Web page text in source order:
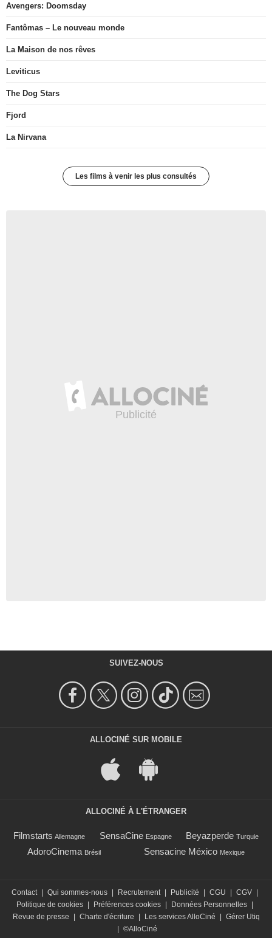
Avengers: Doomsday
Fantômas – Le nouveau monde
La Maison de nos rêves
Leviticus
The Dog Stars
Fjord
La Nirvana
Les films à venir les plus consultés
SUIVEZ-NOUS
ALLOCINÉ SUR MOBILE
ALLOCINÉ À L'ÉTRANGER
Filmstarts Allemagne SensaCine Espagne Beyazperde Turquie
AdoroCinema Brésil Sensacine México Mexique
Contact | Qui sommes-nous | Recrutement | Publicité | CGU | CGV |
Politique de cookies | Préférences cookies | Données Personnelles |
Revue de presse
| Charte d'écriture | Les services AlloCiné | Gérer Utiq
| ©AlloCiné